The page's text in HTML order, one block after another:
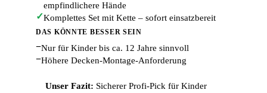
empfindlichere Hände
✓Komplettes Set mit Kette – sofort einsatzbereit
DAS KÖNNTE BESSER SEIN
−Nur für Kinder bis ca. 12 Jahre sinnvoll
−Höhere Decken-Montage-Anforderung
Unser Fazit: Sicherer Profi-Pick für Kinder